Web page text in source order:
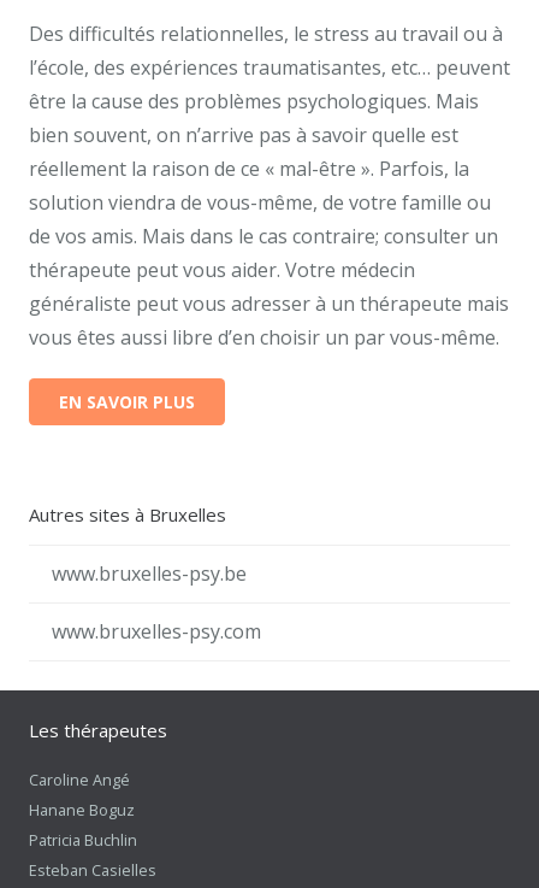
Des difficultés relationnelles, le stress au travail ou à
l’école, des expériences traumatisantes, etc… peuvent
être la cause des problèmes psychologiques. Mais
bien souvent, on n’arrive pas à savoir quelle est
réellement la raison de ce « mal-être ». Parfois, la
solution viendra de vous-même, de votre famille ou
de vos amis. Mais dans le cas contraire; consulter un
thérapeute peut vous aider. Votre médecin
généraliste peut vous adresser à un thérapeute mais
vous êtes aussi libre d’en choisir un par vous-même.
EN SAVOIR PLUS
Autres sites à Bruxelles
www.bruxelles-psy.be
www.bruxelles-psy.com
Les thérapeutes
Caroline Angé
Hanane Boguz
Patricia Buchlin
Esteban Casielles